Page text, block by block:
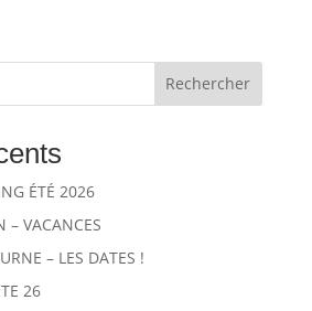
Rechercher
ÉTÉ 2026
– VACANCES
– LES DATES !
26